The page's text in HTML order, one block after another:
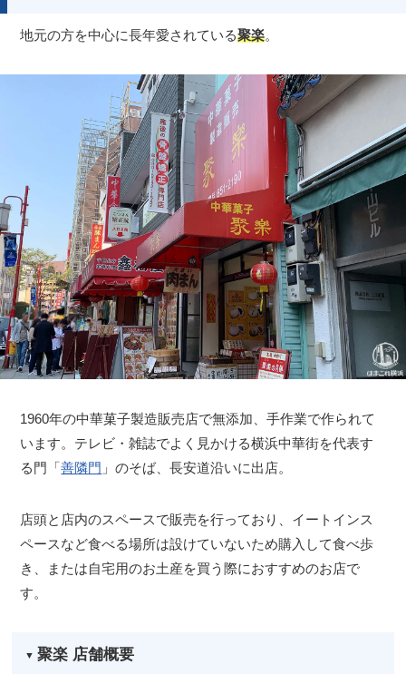
地元の方を中心に長年愛されている聚楽。
1960年の中華菓子製造販売店で無添加、手作業で作られて
います。テレビ・雑誌でよく見かける横浜中華街を代表す
る門「善隣門 」のそば、長安道沿いに出店。
店頭と店内のスペースで販売を行っており、イートインス
ペースなど食べる場所は設けていないため購入して食べ歩
き、または自宅用のお土産を買う際におすすめのお店で
す。
聚楽 店舗概要